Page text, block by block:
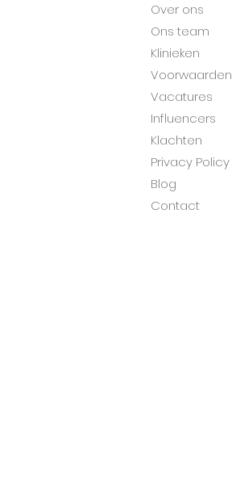
Over ons
Ons team
Klinieken
Voorwaarden
Vacatures
Influencers
Klachten
Privacy Policy
Blog
Contact